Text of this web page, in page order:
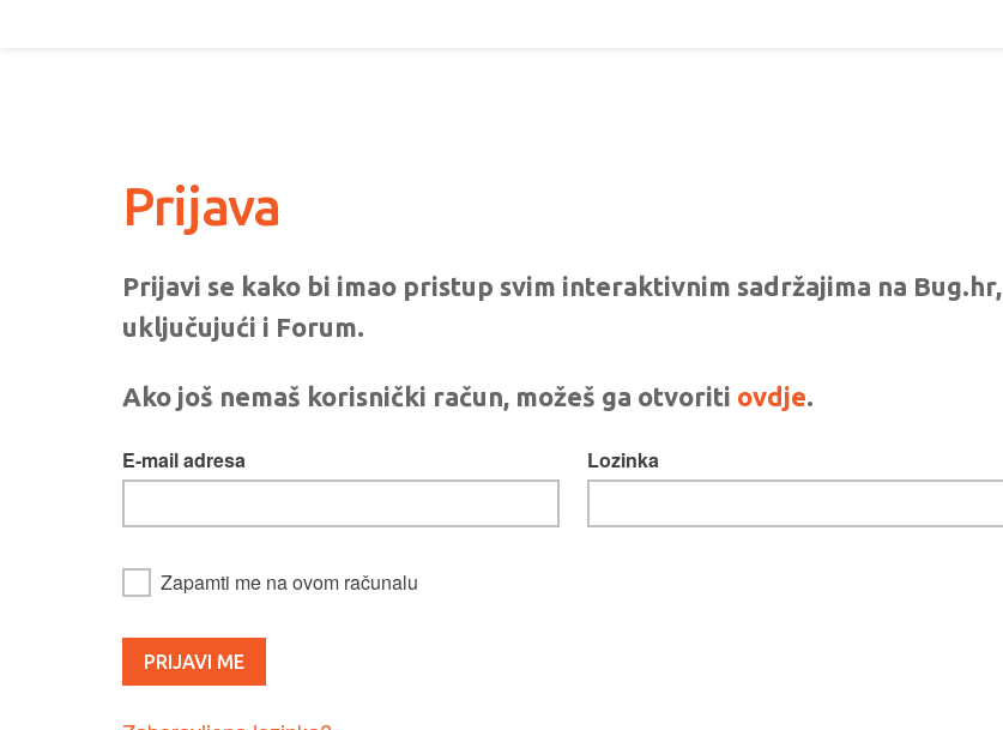
Prijava
Prijavi se kako bi imao pristup svim interaktivnim sadržajima na Bug.hr,
uključujući i Forum.
Ako još nemaš korisnički račun, možeš ga otvoriti ovdje.
E-mail adresa Lozinka
Zapamti me na ovom računalu